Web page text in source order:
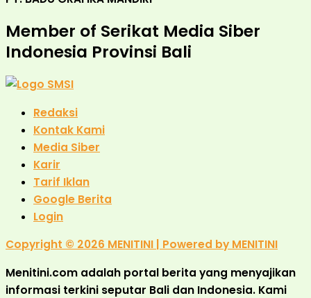
Member of Serikat Media Siber
Indonesia Provinsi Bali
Redaksi
Kontak Kami
Media Siber
Karir
Tarif Iklan
Google Berita
Login
Copyright © 2026 MENITINI | Powered by MENITINI
Menitini.com adalah portal berita yang menyajikan
informasi terkini seputar Bali dan Indonesia. Kami